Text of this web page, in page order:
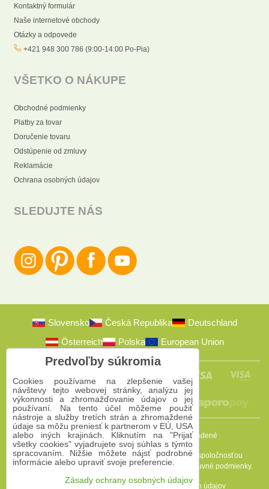
Kontaktný formulár
Naše internetové obchody
Otázky a odpovede
+421 948 300 786 (9:00-14:00 Po-Pia)
VŠETKO O NÁKUPE
Obchodné podmienky
Platby za tovar
Doručenie tovaru
Odstúpenie od zmluvy
Reklamácie
Ochrana osobných údajov
SLEDUJTE NÁS
Slovensko Česká Republika
Deutschland
Österreich
Polska European Union
2009-2026 © Bomba s.r.o.Všetky práva vyhradené
Táto stránka je chránená programom reCAPTCHA a spoločnosťou
Google. PlatiaPravidlá ochrany osobných údajov Zmluvné podmienky.
Predvoľby súkromia Zásady ochrany osobných údajov
Predvoľby súkromia
Cookies používame na zlepšenie vašej
návštevy tejto webovej stránky, analýzu jej
výkonnosti a zhromažďovanie údajov o jej
používaní. Na tento účel môžeme použiť
nástroje a služby tretích strán a zhromaždené
údaje sa môžu preniesť k partnerom v EÚ, USA
alebo iných krajinách. Kliknutím na "Prijať
všetky cookies" vyjadrujete svoj súhlas s týmto
spracovaním. Nižšie môžete nájsť podrobné
informácie alebo upraviť svoje preferencie.
Zásady ochrany osobných údajov